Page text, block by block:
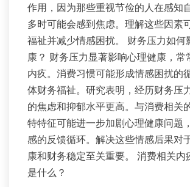
作用，因为那些重视节俭的人在感知
多时可能会感到焦虑。理解这些因素
福祉并减少情感困扰。 财务压力如何
康？ 财务压力显著影响心理健康，常
内疚。消费习惯可能形成情感困扰的
体财务福祉。研究表明，经历财务压
的焦虑和抑郁水平更高。与消费相关
特特征可能进一步加剧心理健康问题
感的反馈循环。解决这些情感后果对
康和财务稳定至关重要。 消费相关内
是什么？